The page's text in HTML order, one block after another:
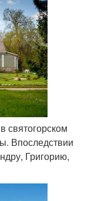
святогорском
Впоследствии
Григорию,